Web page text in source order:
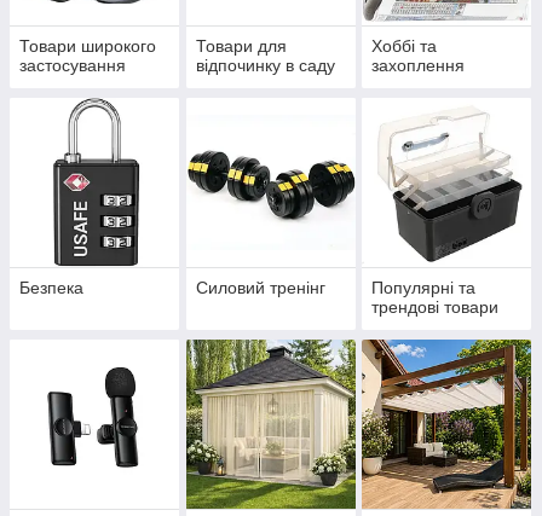
Товари широкого
застосування
Товари для
відпочинку в саду
Хоббі та
захоплення
Безпека Силовий тренінг
Популярні та
трендові товари